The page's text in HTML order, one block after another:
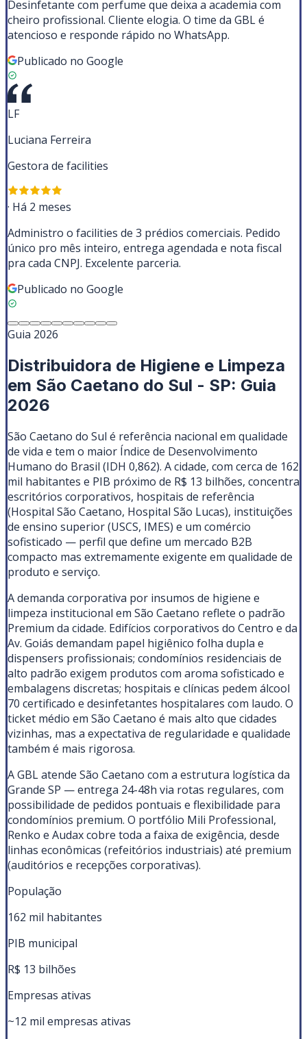
Desinfetante com perfume que deixa a academia com
cheiro profissional. Cliente elogia. O time da GBL é
atencioso e responde rápido no WhatsApp.
Publicado no Google
LF
Luciana Ferreira
Gestora de facilities
· Há 2 meses
Administro o facilities de 3 prédios comerciais. Pedido
único pro mês inteiro, entrega agendada e nota fiscal
pra cada CNPJ. Excelente parceria.
Publicado no Google
Guia 2026
Distribuidora de Higiene e Limpeza
em São Caetano do Sul - SP: Guia
2026
São Caetano do Sul é referência nacional em qualidade
de vida e tem o maior Índice de Desenvolvimento
Humano do Brasil (IDH 0,862). A cidade, com cerca de 162
mil habitantes e PIB próximo de R$ 13 bilhões, concentra
escritórios corporativos, hospitais de referência
(Hospital São Caetano, Hospital São Lucas), instituições
de ensino superior (USCS, IMES) e um comércio
sofisticado — perfil que define um mercado B2B
compacto mas extremamente exigente em qualidade de
produto e serviço.
A demanda corporativa por insumos de higiene e
limpeza institucional em São Caetano reflete o padrão
Premium da cidade. Edifícios corporativos do Centro e da
Av. Goiás demandam papel higiênico folha dupla e
dispensers profissionais; condomínios residenciais de
alto padrão exigem produtos com aroma sofisticado e
embalagens discretas; hospitais e clínicas pedem álcool
70 certificado e desinfetantes hospitalares com laudo. O
ticket médio em São Caetano é mais alto que cidades
vizinhas, mas a expectativa de regularidade e qualidade
também é mais rigorosa.
A GBL atende São Caetano com a estrutura logística da
Grande SP — entrega 24-48h via rotas regulares, com
possibilidade de pedidos pontuais e flexibilidade para
condomínios premium. O portfólio Mili Professional,
Renko e Audax cobre toda a faixa de exigência, desde
linhas econômicas (refeitórios industriais) até premium
(auditórios e recepções corporativas).
População
162 mil habitantes
PIB municipal
R$ 13 bilhões
Empresas ativas
~12 mil empresas ativas